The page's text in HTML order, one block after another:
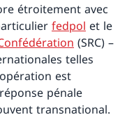
étroitement avec
fedpol et le
(SRC) –
telles
est
pénale
transnational.